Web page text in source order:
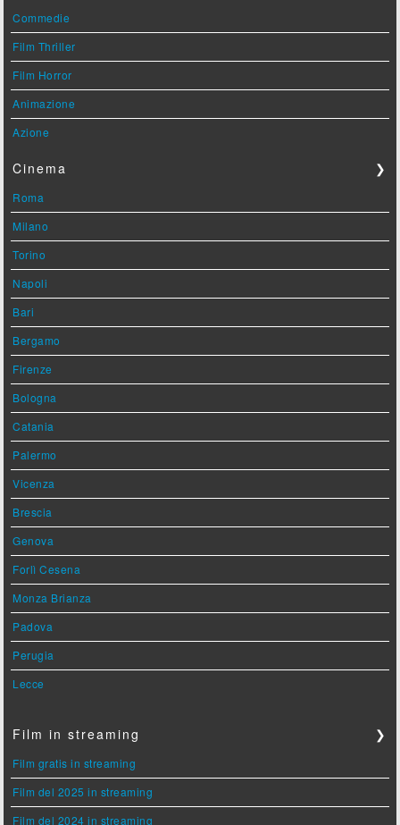
Commedie
Film Thriller
Film Horror
Animazione
Azione
Cinema ❯
Roma
Milano
Torino
Napoli
Bari
Bergamo
Firenze
Bologna
Catania
Palermo
Vicenza
Brescia
Genova
Forlì Cesena
Monza Brianza
Padova
Perugia
Lecce
Film in streaming ❯
Film gratis in streaming
Film del 2025 in streaming
Film del 2024 in streaming